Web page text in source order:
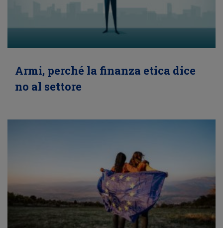
Armi, perché la finanza etica dice
no al settore